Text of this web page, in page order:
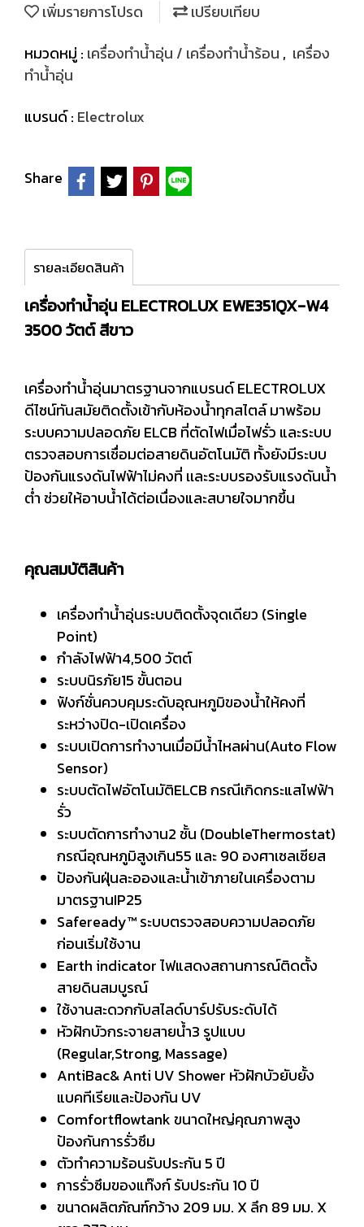
เพิ่มรายการโปรด
เปรียบเทียบ
หมวดหมู่ : เครื่องทำน้ำอุ่น / เครื่องทำน้ำร้อน , เครื่อง
ทำน้ำอุ่น
แบรนด์ : Electrolux
Share
รายละเอียดสินค้า
เครื่องทำน้ำอุ่น ELECTROLUX EWE351QX-W4
3500 วัตต์ สีขาว
เครื่องทำน้ำอุ่นมาตรฐานจากแบรนด์ ELECTROLUX
ดีไซน์ทันสมัยติดตั้งเข้ากับห้องน้ำทุกสไตล์ มาพร้อม
ระบบความปลอดภัย ELCB ที่ตัดไฟเมื่อไฟรั่ว และระบบ
ตรวจสอบการเชื่อมต่อสายดินอัตโนมัติ ทั้งยังมีระบบ
ป้องกันแรงดันไฟฟ้าไม่คงที่ เเละระบบรองรับแรงดันน้ำ
ต่ำ ช่วยให้อาบน้ำได้ต่อเนื่องและสบายใจมากขึ้น
คุณสมบัติสินค้า
เครื่องทำน้ำอุ่นระบบติดตั้งจุดเดียว (Single
Point)
กำลังไฟฟ้า4,500 วัตต์
ระบบนิรภัย15 ขั้นตอน
ฟังก์ชั่นควบคุมระดับอุณหภูมิของน้ำให้คงที่
ระหว่างปิด-เปิดเครื่อง
ระบบเปิดการทำงานเมื่อมีน้ำไหลผ่าน(Auto Flow
Sensor)
ระบบตัดไฟอัตโนมัติELCB กรณีเกิดกระแสไฟฟ้า
รั่ว
ระบบตัดการทำงาน2 ชั้น (DoubleThermostat)
กรณีอุณหภูมิสูงเกิน55 และ 90 องศาเซลเซียส
ป้องกันฝุ่นละอองและน้ำเข้าภายในเครื่องตาม
มาตรฐานIP25
Safeready™ ระบบตรวจสอบความปลอดภัย
ก่อนเริ่มใช้งาน
Earth indicator ไฟแสดงสถานการณ์ติดตั้ง
สายดินสมบูรณ์
ใช้งานสะดวกกับสไลด์บาร์ปรับระดับได้
หัวฝักบัวกระจายสายน้ำ3 รูปแบบ
(Regular,Strong, Massage)
AntiBac& Anti UV Shower หัวฝักบัวยับยั้ง
แบคทีเรียและป้องกัน UV
Comfortflowtank ขนาดใหญ่คุณภาพสูง
ป้องกันการรั่วซึม
ตัวทำความร้อนรับประกัน 5 ปี
การรั่วซึมของแท๊งก์ รับประกัน 10 ปี
ขนาดผลิตภัณฑ์กว้าง 209 มม. X ลึก 89 มม. X